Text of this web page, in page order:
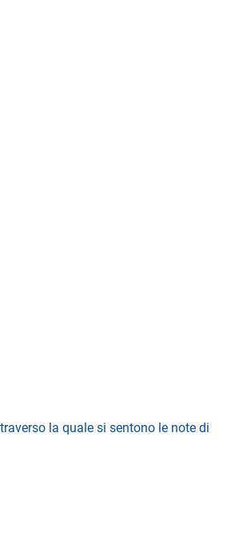
la quale si sentono le note di